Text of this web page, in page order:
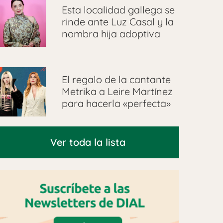
Esta localidad gallega se
rinde ante Luz Casal y la
nombra hija adoptiva
El regalo de la cantante
Metrika a Leire Martínez
para hacerla «perfecta»
Ver toda la lista